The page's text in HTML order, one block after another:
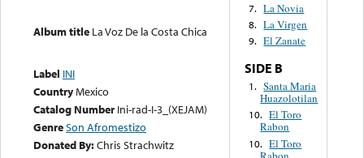
Album title La Voz De la Costa Chica
Label INI
CountryMexico
Catalog Number Ini-rad-I-3_(XEJAM)
GenreSon Afromestizo
Donated By:Chris Strachwitz
7. La Novia
8. La Virgen
9. El Zanate
SIDE B
1. Santa Maria
Huazolotilan
10. El Toro
Rabon
10. El Toro